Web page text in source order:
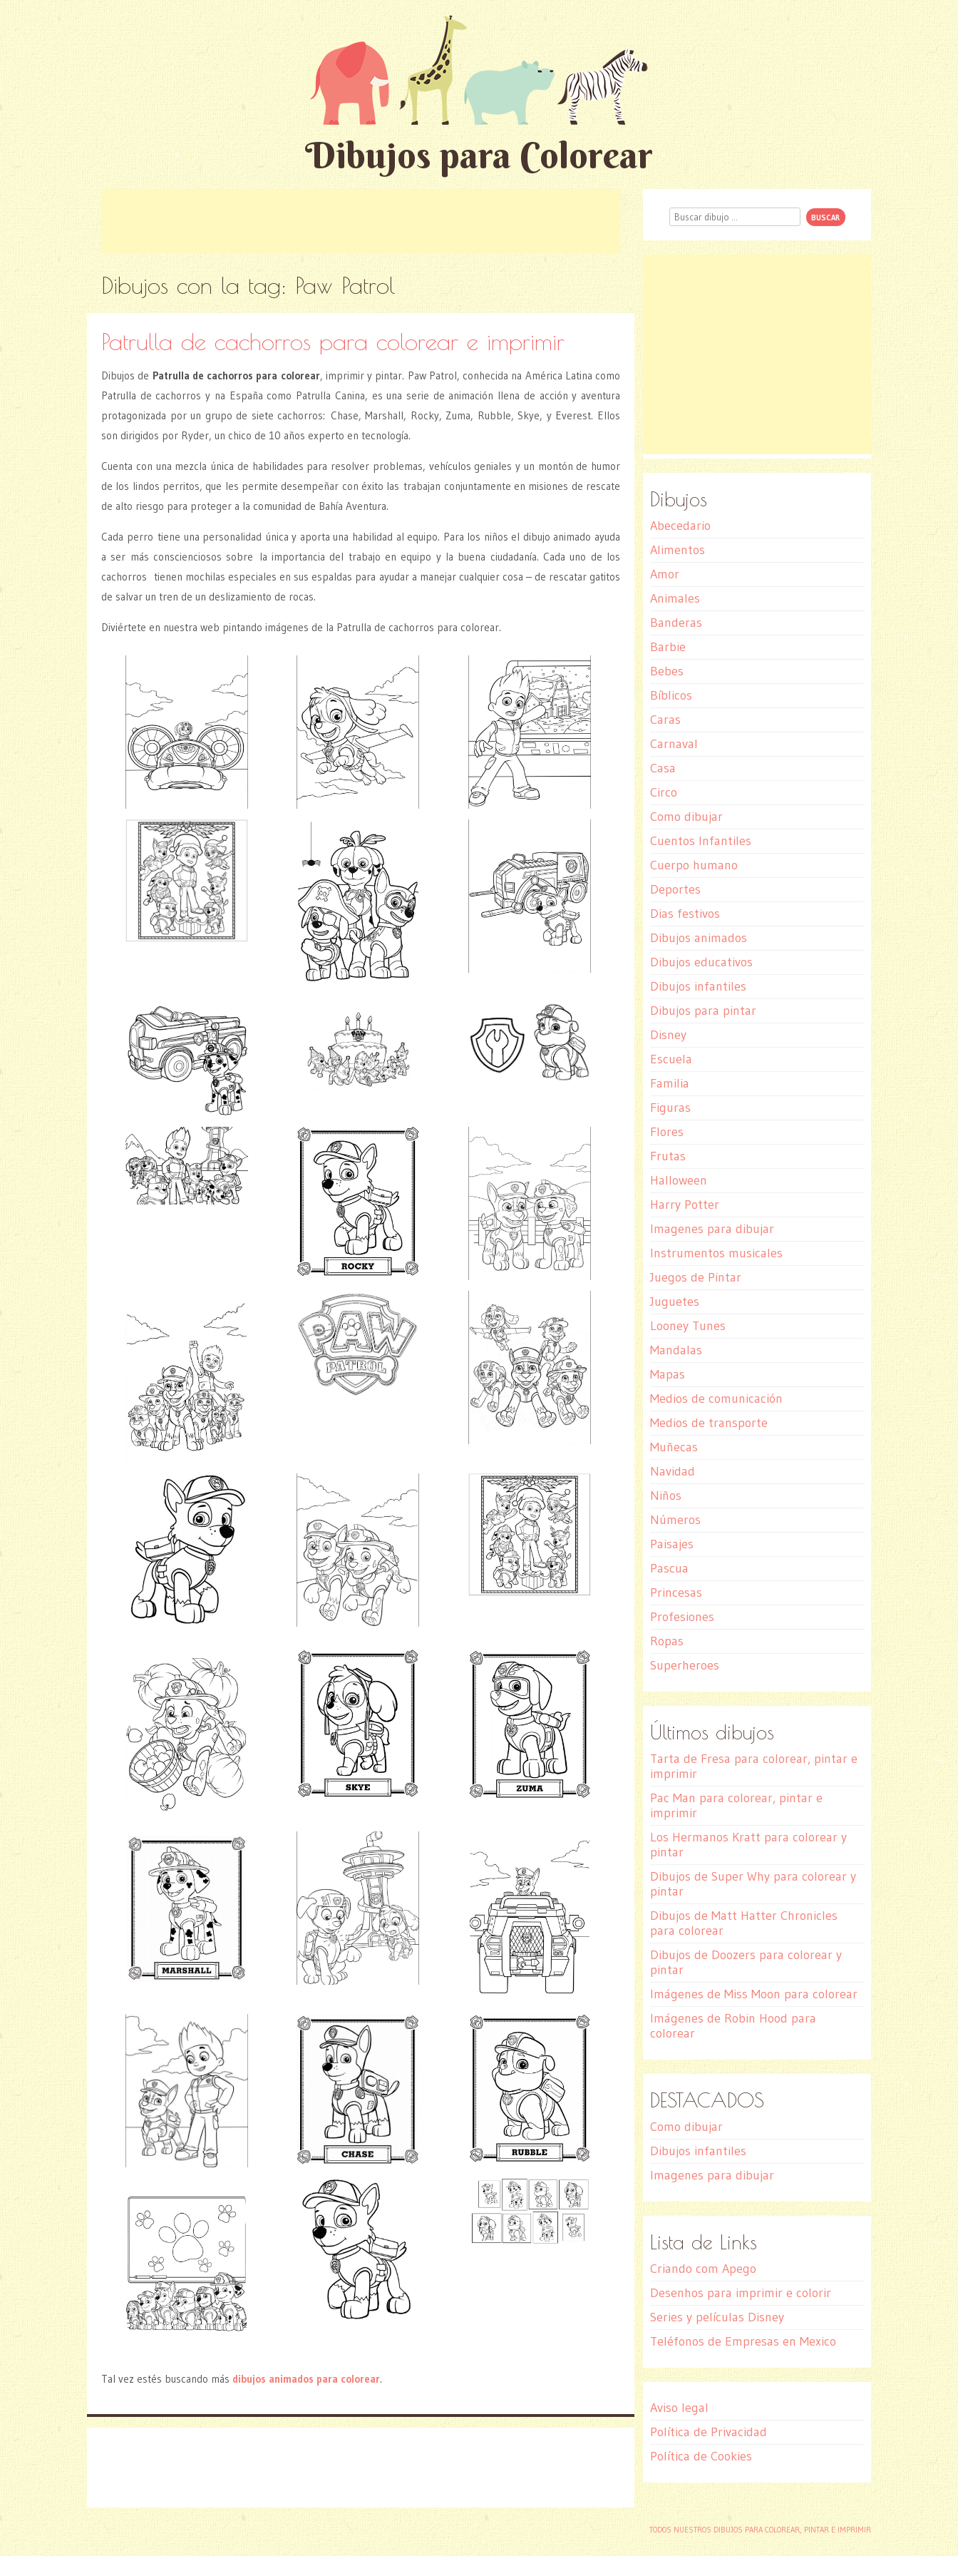
Dibujos para Colorear
Dibujos con la tag: Paw Patrol
Patrulla de cachorros para colorear e imprimir
Dibujos de Patrulla de cachorros para colorear, imprimir y pintar. Paw Patrol, conhecida na América Latina como
Patrulla de cachorros y na España como Patrulla Canina, es una serie de animación llena de acción y aventura
protagonizada por un grupo de siete cachorros: Chase, Marshall, Rocky, Zuma, Rubble, Skye, y Everest. Ellos
son dirigidos por Ryder, un chico de 10 años experto en tecnología.
Cuenta con una mezcla única de habilidades para resolver problemas, vehículos geniales y un montón de humor
de los lindos perritos, que les permite desempeñar con éxito las trabajan conjuntamente en misiones de rescate
de alto riesgo para proteger a la comunidad de Bahía Aventura.
Cada perro tiene una personalidad única y aporta una habilidad al equipo. Para los niños el dibujo animado ayuda
a ser más conscienciosos sobre la importancia del trabajo en equipo y la buena ciudadanía. Cada uno de los
cachorros tienen mochilas especiales en sus espaldas para ayudar a manejar cualquier cosa – de rescatar gatitos
de salvar un tren de un deslizamiento de rocas.
Diviértete en nuestra web pintando imágenes de la Patrulla de cachorros para colorear.
Tal vez estés buscando más dibujos animados para colorear.
Buscar
Dibujos
Abecedario
Alimentos
Amor
Animales
Banderas
Barbie
Bebes
Bíblicos
Caras
Carnaval
Casa
Circo
Como dibujar
Cuentos Infantiles
Cuerpo humano
Deportes
Dias festivos
Dibujos animados
Dibujos educativos
Dibujos infantiles
Dibujos para pintar
Disney
Escuela
Familia
Figuras
Flores
Frutas
Halloween
Harry Potter
Imagenes para dibujar
Instrumentos musicales
Juegos de Pintar
Juguetes
Looney Tunes
Mandalas
Mapas
Medios de comunicación
Medios de transporte
Muñecas
Navidad
Niños
Números
Paisajes
Pascua
Princesas
Profesiones
Ropas
Superheroes
Últimos dibujos
Tarta de Fresa para colorear, pintar e
imprimir
Pac Man para colorear, pintar e
imprimir
Los Hermanos Kratt para colorear y
pintar
Dibujos de Super Why para colorear y
pintar
Dibujos de Matt Hatter Chronicles
para colorear
Dibujos de Doozers para colorear y
pintar
Imágenes de Miss Moon para colorear
Imágenes de Robin Hood para
colorear
DESTACADOS
Como dibujar
Dibujos infantiles
Imagenes para dibujar
Lista de Links
Criando com Apego
Desenhos para imprimir e colorir
Series y películas Disney
Teléfonos de Empresas en Mexico
Aviso legal
Política de Privacidad
Política de Cookies
TODOS NUESTROS DIBUJOS PARA COLOREAR, PINTAR E IMPRIMIR